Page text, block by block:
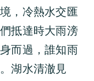
，冷熱水交匯
抵達時大雨滂
而過，誰知雨
湖水清澈見